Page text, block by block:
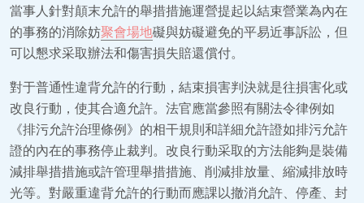
當事人針對顛末允許的舉措措施運營提起以結束營業為內在
的事務的消除妨聚會場地礙與妨礙避免的平易近事訴訟，但
可以懇求采取辦法和傷害損失賠還償付。
對于普通性違背允許的行動，結束損害判決就是往損害化或
改良行動，使其合適允許。法官應當參照有關法令律例如
《排污允許治理條例》的相干規則和詳細允許證如排污允許
證的內在的事務停止裁判。改良行動采取的方法能夠是裝備
減排舉措措施或許管理舉措措施、削減排放量、縮減排放時
光等。對嚴重違背允許的行動而應課以撤消允許、停產、封